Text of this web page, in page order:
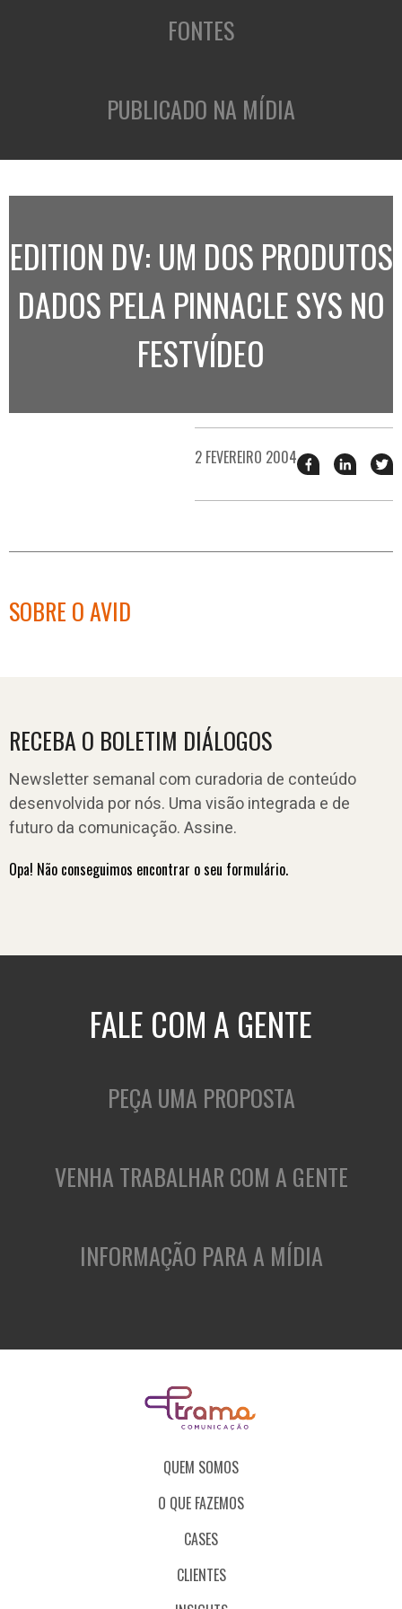
FONTES
PUBLICADO NA MÍDIA
EDITION DV: UM DOS PRODUTOS
DADOS PELA PINNACLE SYS NO
FESTVÍDEO
2 FEVEREIRO 2004 Compartilhar
esse
no
esse
no
SOBRE O AVID
RECEBA O BOLETIM DIÁLOGOS
Newsletter semanal com curadoria de conteúdo
desenvolvida por nós. Uma visão integrada e de
futuro da comunicação. Assine.
Opa! Não conseguimos encontrar o seu formulário.
FALE COM A GENTE
PEÇA UMA PROPOSTA
VENHA TRABALHAR COM A GENTE
INFORMAÇÃO PARA A MÍDIA
QUEM SOMOS
O QUE FAZEMOS
CASES
CLIENTES